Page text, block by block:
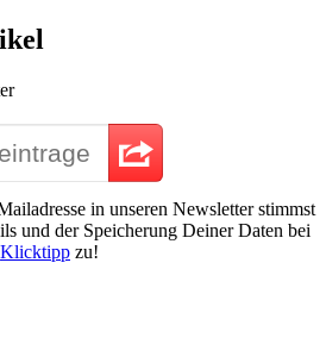
in unseren Newsletter stimmst
und der Speicherung Deiner Daten bei
Klicktipp zu!